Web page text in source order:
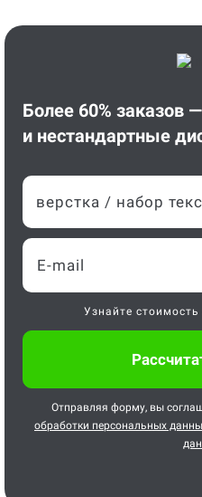
Более 60% заказов
и нестандартные
верстка / набор
Узнайте
Отправляя форму, вы
обработки персональных